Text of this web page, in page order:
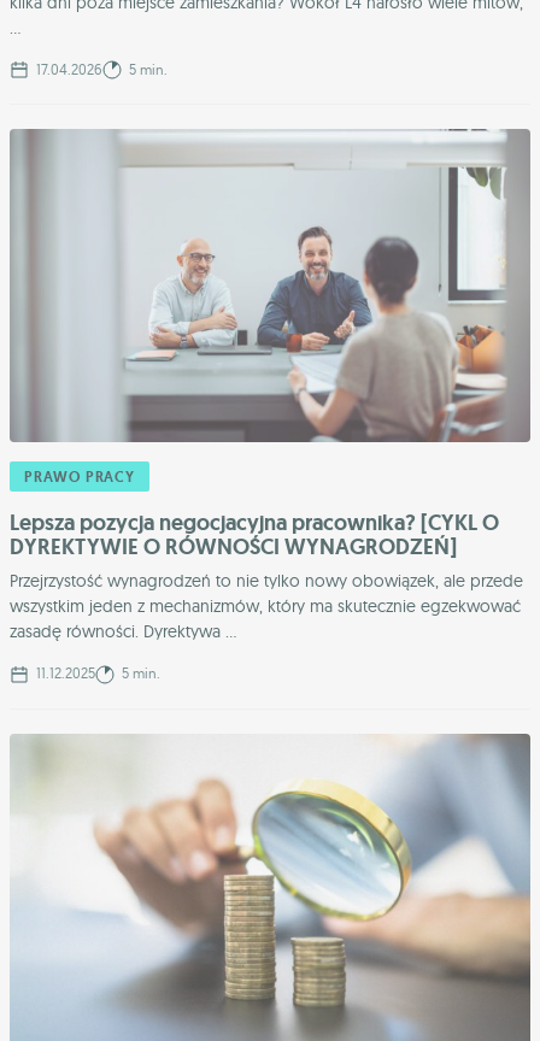
17.04.2026 5 min.
PRAWO PRACY
Lepsza pozycja negocjacyjna pracownika? [CYKL O
DYREKTYWIE O RÓWNOŚCI WYNAGRODZEŃ]
Przejrzystość wynagrodzeń to nie tylko nowy obowiązek, ale przede
wszystkim jeden z mechanizmów, który ma skutecznie egzekwować
zasadę równości. Dyrektywa ...
11.12.2025 5 min.